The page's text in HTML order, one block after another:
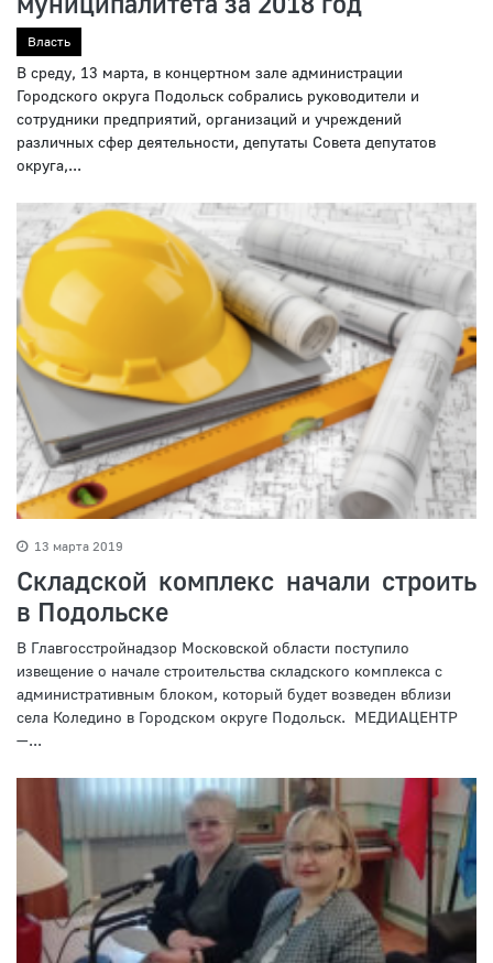
Власть
В среду, 13 марта, в концертном зале администрации
Городского округа Подольск собрались руководители и
сотрудники предприятий, организаций и учреждений
различных сфер деятельности, депутаты Совета депутатов
округа,...
13 марта 2019
Cкладской комплекс начали строить
в Подольске
В Главгосстройнадзор Московской области поступило
извещение о начале строительства складского комплекса с
административным блоком, который будет возведен вблизи
села Коледино в Городском округе Подольск. МЕДИАЦЕНТР
—...